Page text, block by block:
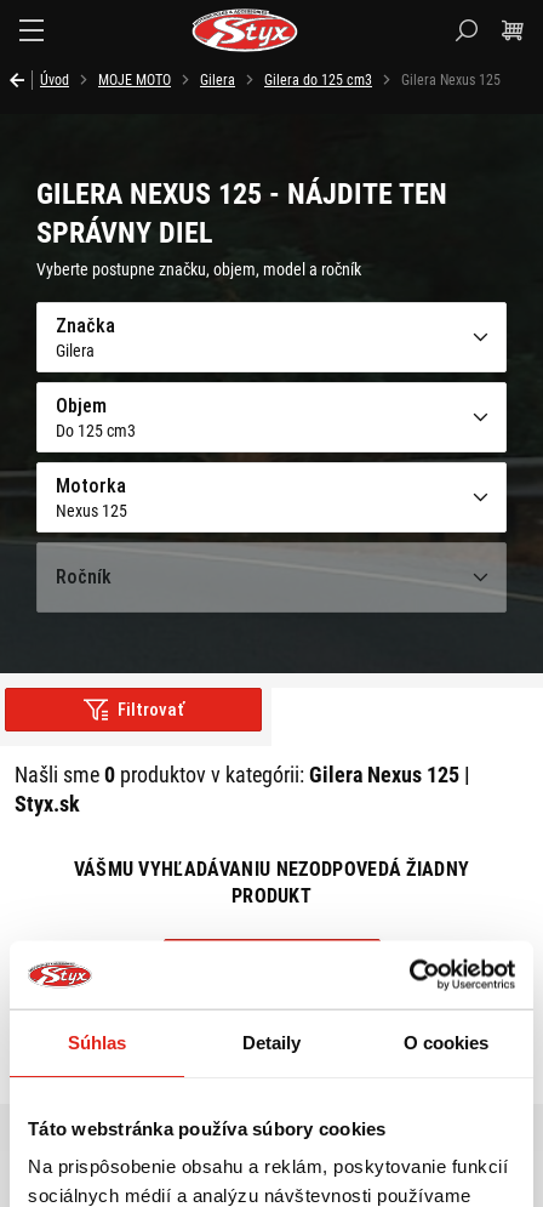
Súhlas Detaily O cookies
Táto webstránka používa súbory cookies
Na prispôsobenie obsahu a reklám, poskytovanie funkcií
sociálnych médií a analýzu návštevnosti používame
Úvod MOJE MOTO Gilera Gilera do 125 cm3 Gilera Nexus 125
GILERA NEXUS 125 - NÁJDITE TEN
SPRÁVNY DIEL
Vyberte postupne značku, objem, model a ročník
Značka
Gilera
Objem
Do 125 cm3
Motorka
Nexus 125
Ročník
Filtrovať
Našli sme0 produktov v kategórii:Gilera Nexus 125 |
Styx.sk
VÁŠMU VYHĽADÁVANIU NEZODPOVEDÁ ŽIADNY
PRODUKT